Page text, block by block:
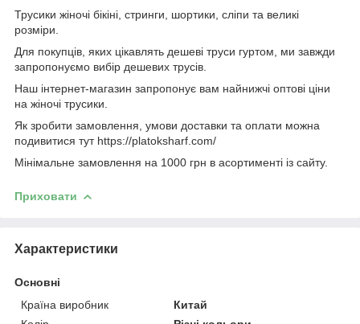
Трусики жіночі бікіні, стринги, шортики, сліпи та великі
розміри.
Для покупців, яких цікавлять дешеві труси гуртом, ми завжди
запропонуємо вибір дешевих трусів.
Наш інтернет-магазин запропонує вам найнижчі оптові ціни
на жіночі трусики.
Як зробити замовлення, умови доставки та оплати можна
подивитися тут https://platoksharf.com/
Мінімальне замовлення на 1000 грн в асортименті із сайту.
Приховати
Характеристики
Основні
Країна виробник
Китай